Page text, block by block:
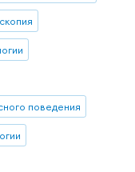
поведения